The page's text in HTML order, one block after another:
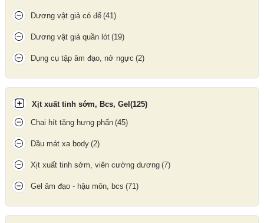
Phần âm đạo trên quần silicon có kiểu dáng hồng hào cùng với
Đây sẽ là trợ thủ đắc lực, giúp các chàng gay tạo thêm nhiều
kích thích cho người yêu như thiên đường tình ái đê mê và sung
và sung mãnh của bạn trong chuyện chăn gối, còn chần chừ gì
mà không thử ngay món đồ chơi tuyệt vời này.
Dương vật giả có đế (41)
Dương vật giả quần lót (19)
Dụng cụ tập âm đạo, nở ngực (2)
Xịt xuất tinh sớm, Bcs, Gel(125)
Chai hít tăng hưng phấn (45)
Dầu mát xa body (2)
Xịt xuất tinh sớm, viên cường dương (7)
Gel âm đạo - hậu môn, bcs (71)